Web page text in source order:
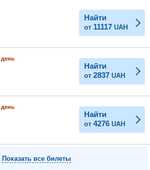
Найти
от 11117 UAH
день
Найти
от 2837 UAH
день
Найти
от 4276 UAH
Показать все билеты